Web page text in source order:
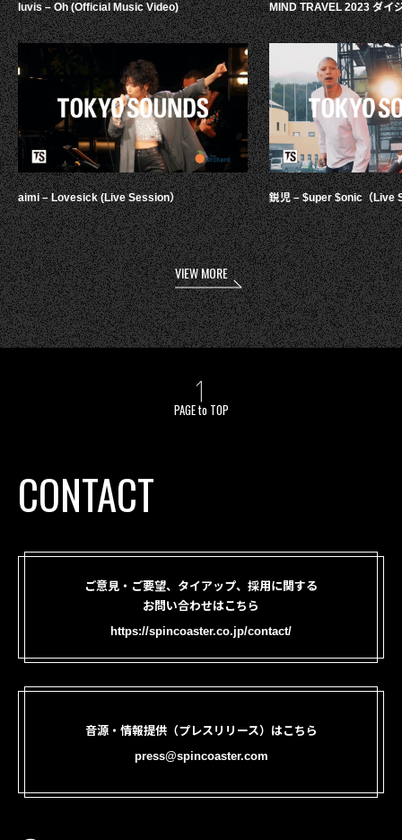
luvis – Oh (Official Music Video)
aimi – Lovesick (Live Session）
MIND TRAVEL 2023 ダイ
鋭児 – $uper $onic（Live
VIEW MORE
PAGE to TOP
CONTACT
ご意見・ご要望、タイアップ、採用に関する
お問い合わせはこちら
https://spincoaster.co.jp/contact/
音源・情報提供（プレスリリース）はこちら
press@spincoaster.com